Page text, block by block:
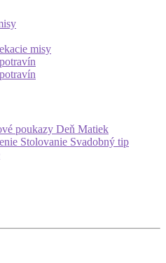
misy
poukazy Deň Matiek
Stolovanie Svadobný tip